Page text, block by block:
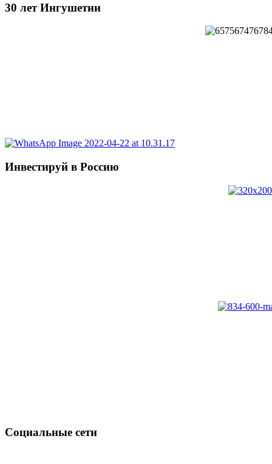
30 лет Ингушетии
Инвестируй в Россию
Социальные сети